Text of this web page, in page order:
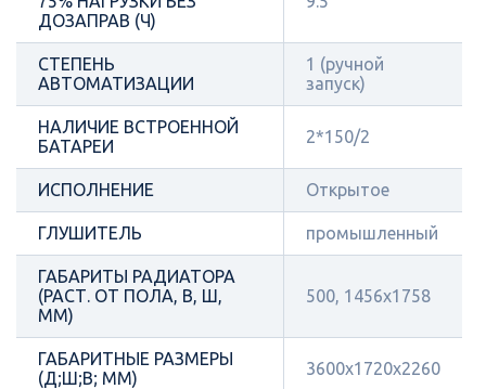
ДОЗАПРАВ (Ч)
СТЕПЕНЬ
АВТОМАТИЗАЦИИ
1 (ручной
запуск)
НАЛИЧИЕ ВСТРОЕННОЙ
БАТАРЕИ
2*150/2
ИСПОЛНЕНИЕ Открытое
ГЛУШИТЕЛЬ промышленный
ГАБАРИТЫ РАДИАТОРА
(РАСТ. ОТ ПОЛА, В, Ш,
ММ)
500, 1456x1758
ГАБАРИТНЫЕ РАЗМЕРЫ
(Д;Ш;В; ММ)
3600x1720x2260